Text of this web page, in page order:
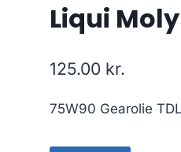
Liqui Moly
125.00 kr.
75W90 Gearolie